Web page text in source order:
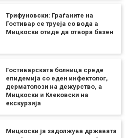
Трифуновски: Граѓаните на
Гостивар се труеја со вода а
Мицкоски отиде да отвора базен
Гостиварската болница среде
епидемија со еден инфектолог,
дерматолози на дежурство, а
Мицкоски и Клековски на
екскурзија
Мицкоски ја задолжува државата